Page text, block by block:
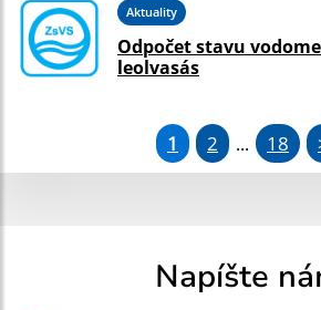
Aktuality
Odpočet stavu
leolvasás
1 2 ... 18
Napíšte